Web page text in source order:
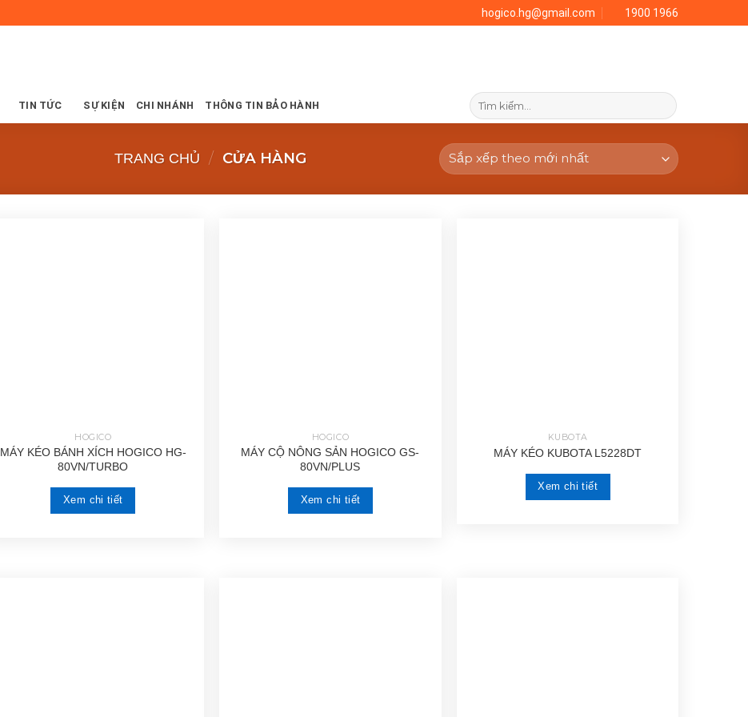
hogico.hg@gmail.com 1900 1966
TIN TỨC SỰ KIỆN CHI NHÁNH THÔNG TIN BẢO HÀNH
Tìm
kiếm:
TRANG CHỦ / CỬA HÀNG
HOGICO
MÁY KÉO BÁNH XÍCH HOGICO HG-
80VN/TURBO
Xem chi tiết
HOGICO
MÁY CỘ NÔNG SẢN HOGICO GS-
80VN/PLUS
Xem chi tiết
KUBOTA
MÁY KÉO KUBOTA L5228DT
Xem chi tiết